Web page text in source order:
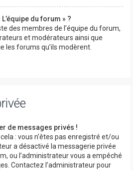
du forum » ?
des membres de l’équipe du forum,
et modérateurs ainsi que
les forums qu’ils modèrent.
de messages privés !
cela : vous n’êtes pas enregistré et/ou
a désactivé la messagerie privée
ou l’administrateur vous a empêché
Contactez l’administrateur pour